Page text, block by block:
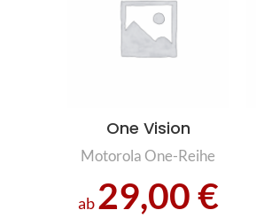
One Vision
Motorola One-Reihe
ab29,00€